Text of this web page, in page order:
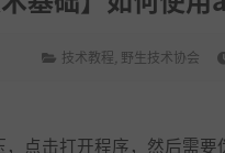
技术教程 野生技术协会
，点击打开程序，然后需